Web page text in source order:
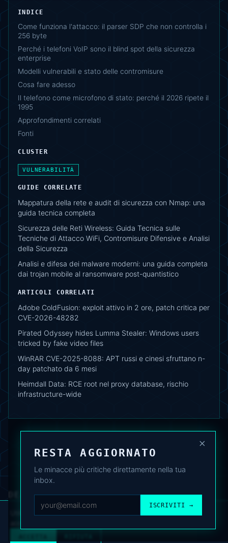
INDICE
Come funziona l'attacco: il parser SDP che non controlla i
256 byte
Perché i telefoni VoIP sono il blind spot della sicurezza
enterprise
Modelli vulnerabili e stato delle contromisure
Cosa fare adesso
Il telefono come microfono di stato: perché il 2026 ripete il
1995
Approfondimenti correlati
Fonti
CLUSTER
VULNERABILITÀ
GUIDE CORRELATE
Mappatura della rete e audit di sicurezza con Nmap: una
guida tecnica completa
Sicurezza delle Reti Wireless: Guida Tecnica sulle
Tecniche di Attacco WiFi, Contromisure Difensive e Analisi
della Sicurezza
Analisi e difesa dei malware moderni: una guida completa
dai trojan mobile al ransomware post-quantistico
ARTICOLI CORRELATI
Adobe ColdFusion: exploit attivo in 2 ore, patch critica per
CVE-2026-48282
Pirated Odyssey hides Lumma Stealer: Windows users
tricked by fake video files
WinRAR CVE-2025-8088: APT russi e cinesi sfruttano n-
day patchato da 6 mesi
Heimdall Data: RCE root nel proxy database, rischio
infrastructure-wide
×
RESTA AGGIORNATO
Le minacce più critiche direttamente nella tua
inbox.
ISCRIVITI →
DEAFNEWS
CHI SIAMO·ARCHIVIO ·FAQ PRIVACY·COOKIE POLICY
CONTATTI